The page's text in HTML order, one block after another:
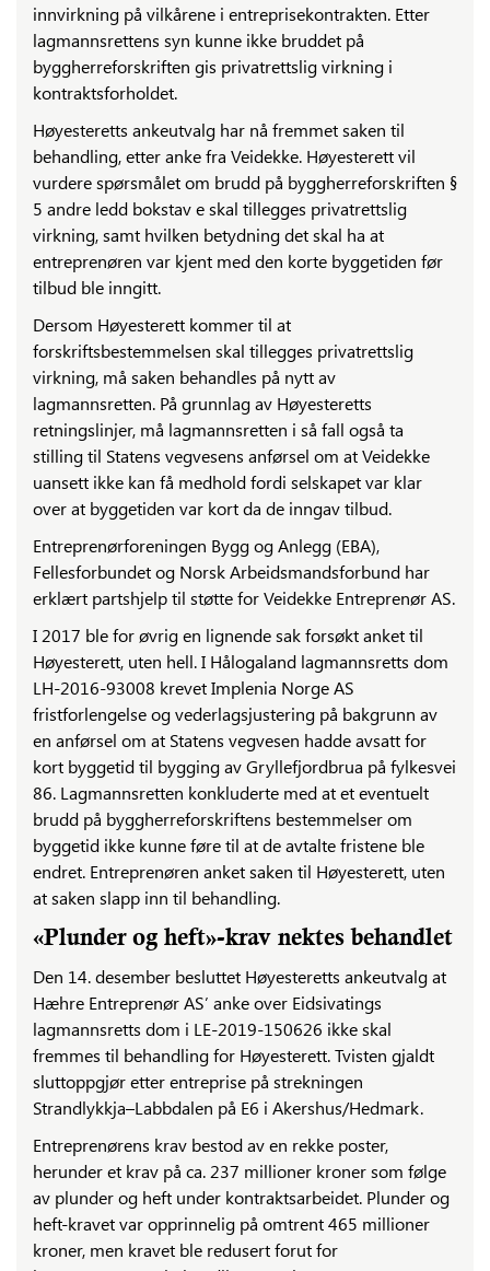
innvirkning på vilkårene i entreprisekontrakten. Etter
lagmannsrettens syn kunne ikke bruddet på
byggherreforskriften gis privatrettslig virkning i
kontraktsforholdet.
Høyesteretts ankeutvalg har nå fremmet saken til
behandling, etter anke fra Veidekke. Høyesterett vil
vurdere spørsmålet om brudd på byggherreforskriften §
5 andre ledd bokstav e skal tillegges privatrettslig
virkning, samt hvilken betydning det skal ha at
entreprenøren var kjent med den korte byggetiden før
tilbud ble inngitt.
Dersom Høyesterett kommer til at
forskriftsbestemmelsen skal tillegges privatrettslig
virkning, må saken behandles på nytt av
lagmannsretten. På grunnlag av Høyesteretts
retningslinjer, må lagmannsretten i så fall også ta
stilling til Statens vegvesens anførsel om at Veidekke
uansett ikke kan få medhold fordi selskapet var klar
over at byggetiden var kort da de inngav tilbud.
Entreprenørforeningen Bygg og Anlegg (EBA),
Fellesforbundet og Norsk Arbeidsmandsforbund har
erklært partshjelp til støtte for Veidekke Entreprenør AS.
I 2017 ble for øvrig en lignende sak forsøkt anket til
Høyesterett, uten hell. I Hålogaland lagmannsretts dom
LH-2016-93008 krevet Implenia Norge AS
fristforlengelse og vederlagsjustering på bakgrunn av
en anførsel om at Statens vegvesen hadde avsatt for
kort byggetid til bygging av Gryllefjordbrua på fylkesvei
86. Lagmannsretten konkluderte med at et eventuelt
brudd på byggherreforskriftens bestemmelser om
byggetid ikke kunne føre til at de avtalte fristene ble
endret. Entreprenøren anket saken til Høyesterett, uten
at saken slapp inn til behandling.
«Plunder og heft»-krav nektes behandlet
Den 14. desember besluttet Høyesteretts ankeutvalg at
Hæhre Entreprenør AS’ anke over Eidsivatings
lagmannsretts dom i LE-2019-150626 ikke skal
fremmes til behandling for Høyesterett. Tvisten gjaldt
sluttoppgjør etter entreprise på strekningen
Strandlykkja–Labbdalen på E6 i Akershus/Hedmark.
Entreprenørens krav bestod av en rekke poster,
herunder et krav på ca. 237 millioner kroner som følge
av plunder og heft under kontraktsarbeidet. Plunder og
heft-kravet var opprinnelig på omtrent 465 millioner
kroner, men kravet ble redusert forut for